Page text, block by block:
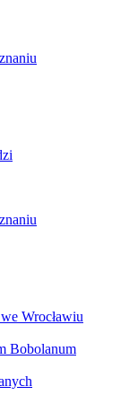
Wrocławiu
Bobolanum